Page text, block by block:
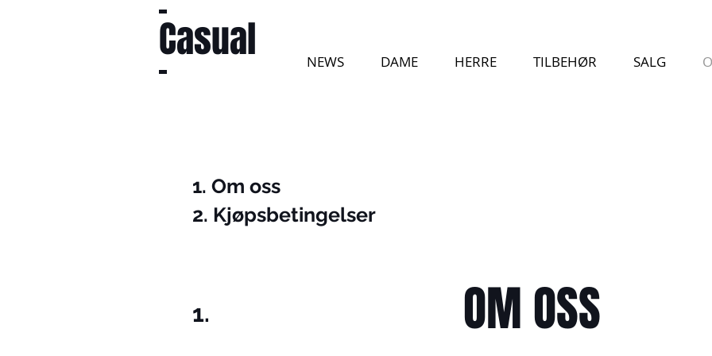
Casual NEWS DAME HERRE TILBEHØR SALG
1. Om oss
2. Kjøpsbetingelser
1. OM OSS